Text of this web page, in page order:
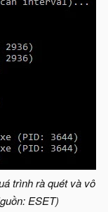
trình rà quét và vô
ESET)